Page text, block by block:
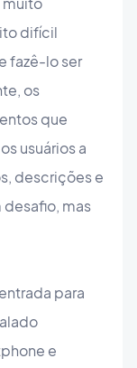
difícil
fazê-lo ser
os
que
usuários a
descrições e
mas
para
e